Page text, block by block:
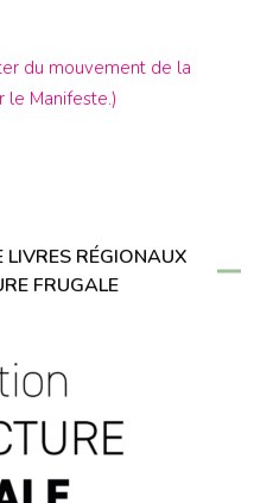
du mouvement de la
le Manifeste.)
LIVRES RÉGIONAUX
FRUGALE